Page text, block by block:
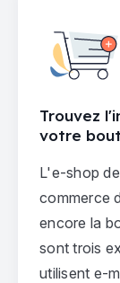
Trouvez
votre
L'e-shop
commerce
encore la
sont trois
utilisent e-